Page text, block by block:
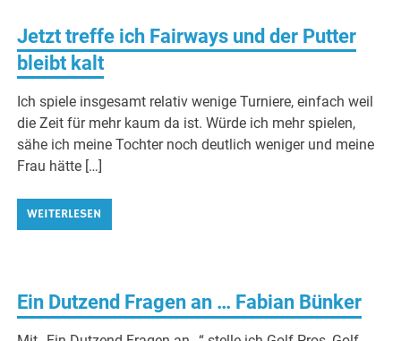
Jetzt treffe ich Fairways und der Putter
bleibt kalt
Ich spiele insgesamt relativ wenige Turniere, einfach weil
die Zeit für mehr kaum da ist. Würde ich mehr spielen,
sähe ich meine Tochter noch deutlich weniger und meine
Frau hätte […]
WEITERLESEN
Ein Dutzend Fragen an … Fabian Bünker